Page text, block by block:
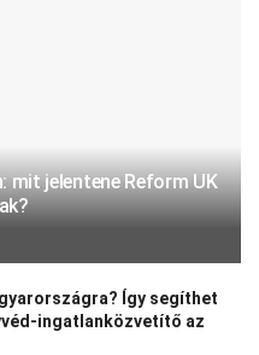
mit jelentene Reform UK
Így segíthet
ingatlanközvetítő az